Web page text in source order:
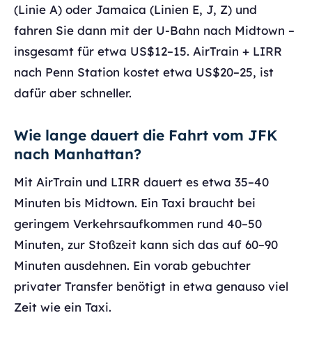
(Linie A) oder Jamaica (Linien E, J, Z) und
fahren Sie dann mit der U-Bahn nach Midtown –
insgesamt für etwa US$12–15. AirTrain + LIRR
nach Penn Station kostet etwa US$20–25, ist
dafür aber schneller.
Wie lange dauert die Fahrt vom JFK
nach Manhattan?
Mit AirTrain und LIRR dauert es etwa 35–40
Minuten bis Midtown. Ein Taxi braucht bei
geringem Verkehrsaufkommen rund 40–50
Minuten, zur Stoßzeit kann sich das auf 60–90
Minuten ausdehnen. Ein vorab gebuchter
privater Transfer benötigt in etwa genauso viel
Zeit wie ein Taxi.